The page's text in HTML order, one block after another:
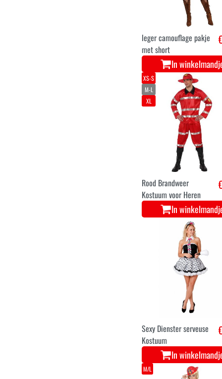
leger camouflage pakje
met short
In
XS-S
M-L
XL
Rood Brandweer
Kostuum voor Heren
In
Sexy Dienster serveuse
Kostuum
In
M/L